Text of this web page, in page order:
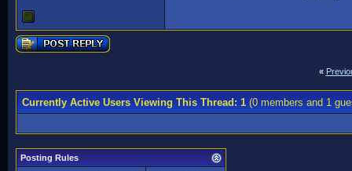
«
Currently Active Users Viewing This Thread: 1(0 members and 1
Posting Rules